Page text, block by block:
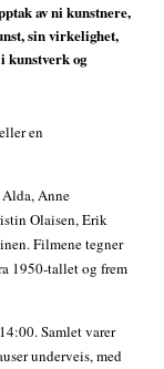
av ni kunstnere,
sin virkelighet,
kunstverk og
en
Anne
Olaisen, Erik
Filmene tegner
1950-tallet og frem
Samlet varer
underveis, med